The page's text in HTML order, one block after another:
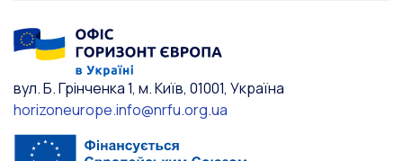
вул. Б. Грінченка 1, м. Київ, 01001, Україна
horizoneurope.info@nrfu.org.ua